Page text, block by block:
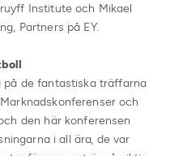
Institute och Mikael
Partners på EY.
på de fantastiska träffarna
och
den här konferensen
i all ära, de var